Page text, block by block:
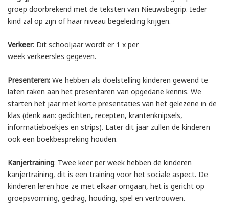
groep doorbrekend met de teksten van Nieuwsbegrip. Ieder
kind zal op zijn of haar niveau begeleiding krijgen.
Verkeer: Dit schooljaar wordt er 1 x per
week verkeersles gegeven.
Presenteren: We hebben als doelstelling kinderen gewend te
laten raken aan het presentaren van opgedane kennis. We
starten het jaar met korte presentaties van het gelezene in de
klas (denk aan: gedichten, recepten, krantenknipsels,
informatieboekjes en strips). Later dit jaar zullen de kinderen
ook een boekbespreking houden.
Kanjertraining: Twee keer per week hebben de kinderen
kanjertraining, dit is een training voor het sociale aspect. De
kinderen leren hoe ze met elkaar omgaan, het is gericht op
groepsvorming, gedrag, houding, spel en vertrouwen.